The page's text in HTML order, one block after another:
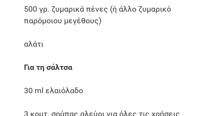
500 γρ. ζυμαρικά πένες (ή άλλο ζυμαρικό
παρόμοιου μεγέθους)
αλάτι
Για τη σάλτσα
30 ml ελαιόλαδο
3 κουτ. σούπας αλεύρι για όλες τις χρήσεις